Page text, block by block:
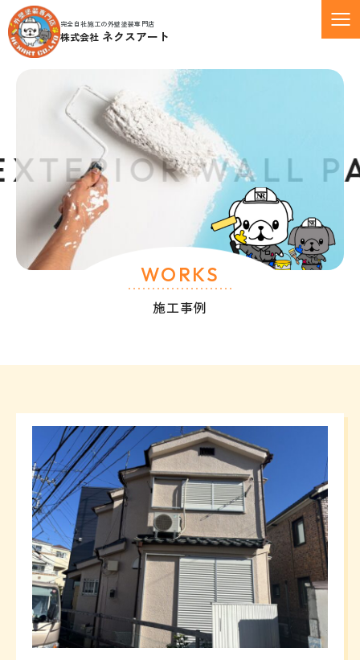
完全自社施工の外壁塗装専門店
株式会社 ネクスアート
WALL
WORKS
施工事例